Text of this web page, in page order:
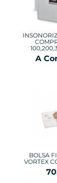
A
BOLSA
VORTEX